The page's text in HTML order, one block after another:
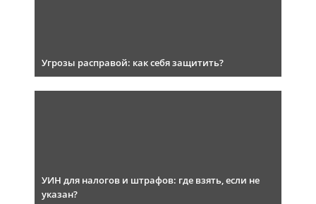
Угрозы расправой: как себя защитить?
УИН для налогов и штрафов: где взять, если не
указан?